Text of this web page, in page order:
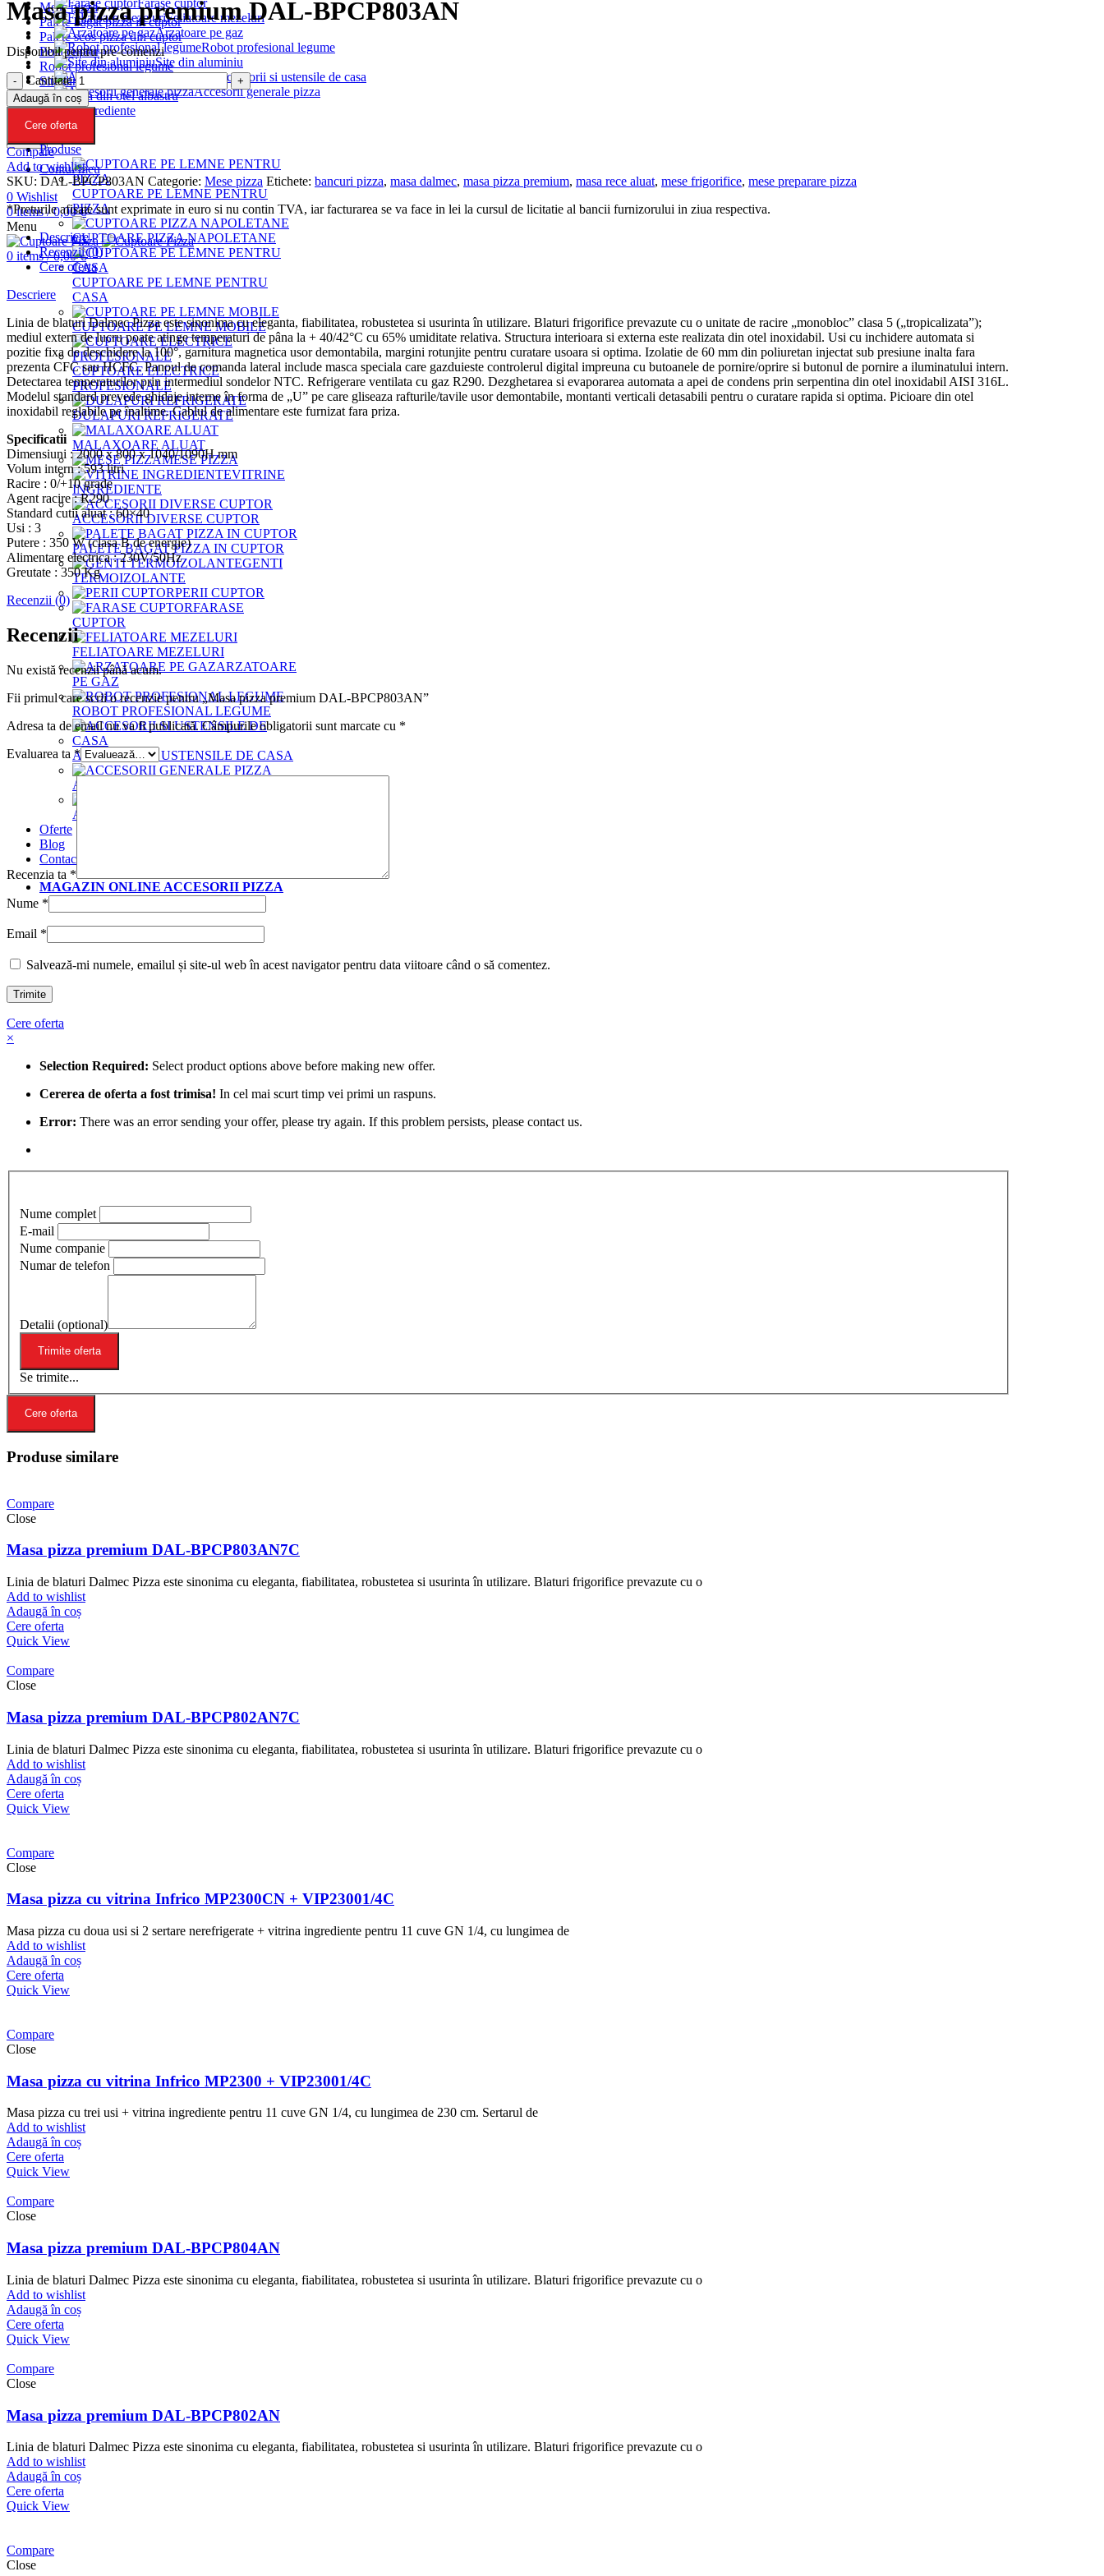
Mese pizza
Palete bagat pizza in cuptor
Palete scos pizza din cuptor
Perii cuptor
Robot profesional legume
Site din aluminiu
Tavi pizza din otel albastru
Vitrine ingrediente
Caute
Contul meu
0 Wishlist
0items / 0,00€
Menu
0 items / 0,00€
Farase cuptor
Feliatoare mezeluri
Arzatoare pe gaz
Robot profesional legume
Site din aluminiu
Accesorii si ustensile de casa
Accesorii generale pizza
Acasa
Produse
CUPTOARE PE LEMNE PENTRU
PIZZA
CUPTOARE PIZZA NAPOLETANE
CUPTOARE PE LEMNE PENTRU
CASA
CUPTOARE PE LEMNE MOBILE
CUPTOARE ELECTRICE
PROFESIONALE
DULAPURI REFRIGERATE
MALAXOARE ALUAT
MESE PIZZA
VITRINE
INGREDIENTE
ACCESORII DIVERSE CUPTOR
PALETE BAGAT PIZZA IN CUPTOR
GENTI
TERMOIZOLANTE
PERII CUPTOR
FARASE
CUPTOR
FELIATOARE MEZELURI
ARZATOARE
PE GAZ
ROBOT PROFESIONAL LEGUME
ACCESORII SI USTENSILE DE CASA
ACCESORII GENERALE PIZZA
ALUMINIU
Oferte
Blog
Contact
MAGAZIN ONLINE ACCESORII PIZZA
Masa pizza premium DAL-BPCP803AN
Disponibil pentru pre-comenzi
Cantitate
Adaugă în coș
Cere oferta
Compare
Add to wishlist
SKU: DAL-BPCP803AN Categorie: Mese pizza Etichete: bancuri pizza, masa dalmec, masa pizza premium, masa rece aluat, mese frigorifice, mese preparare pizza
*Preturile afisate sunt exprimate in euro si nu contin TVA, iar facturarea se va face in lei la cursul de licitatie al bancii furnizorului in ziua respectiva.
Descriere
Recenzii (0)
Cere oferta
Descriere
Linia de blaturi Dalmec Pizza este sinonima cu eleganta, fiabilitatea, robustetea si usurinta în utilizare. Blaturi frigorifice prevazute cu o unitate de racire „monobloc” clasa 5 („tropicalizata”);
mediul extern de lucru poate atinge temperaturi de pâna la + 40/42°C cu 65% umiditate relativa. Structura interioara si externa este realizata din otel inoxidabil. Usi cu inchidere automata si
pozitie fixa de deschidere la 100°, garnitura magnetica usor demontabila, margini rotunjite pentru curatare usoara si optima. Izolatie de 60 mm din poliuretan injectat sub presiune inalta fara
prezenta CFC sau HCFC. Panoul de comanda lateral include masca speciala care gazduieste controlerul digital impreuna cu butoanele de pornire/oprire si butonul de pornire a iluminatului intern.
Detectarea temperaturilor prin intermediul sondelor NTC. Refrigerare ventilata cu gaz R290. Dezghetarea si evaporarea automata a apei de condens prin serpentina din otel inoxidabil AISI 316L.
Modelul standard prevede ghidaje interne în forma de „U” pe care gliseaza rafturile/tavile usor demontabile, montanti verticali detasabili pentru o curatare rapida si optima. Picioare din otel
inoxidabil reglabile pe înaltime. Cablul de alimentare este furnizat fara priza.
Specificatii
Dimensiuni : 2000 x 800 x 1040/1090H mm
Volum intern : 593 litri
Racire : 0/+10 grade
Agent racire : R290
Standard cutii aluat : 60×40
Usi : 3
Putere : 350 W (clasa B de energie)
Alimentare electrica : 230V/50Hz
Greutate : 350 Kg
Recenzii (0)
Recenzii
Nu există recenzii până acum.
Fii primul care scrii o recenzie pentru „Masa pizza premium DAL-BPCP803AN”
Adresa ta de email nu va fi publicată. Câmpurile obligatorii sunt marcate cu *
Evaluarea ta *
Recenzia ta *
Nume *
Email *
Salvează-mi numele, emailul și site-ul web în acest navigator pentru data viitoare când o să comentez.
Cere oferta
×
Selection Required: Select product options above before making new offer.
Cererea de oferta a fost trimisa! In cel mai scurt timp vei primi un raspuns.
Error: There was an error sending your offer, please try again. If this problem persists, please contact us.
Nume complet
E-mail
Nume companie
Numar de telefon
Detalii (optional)
Se trimite...
Cere oferta
Produse similare
Compare
Close
Masa pizza premium DAL-BPCP803AN7C
Linia de blaturi Dalmec Pizza este sinonima cu eleganta, fiabilitatea, robustetea si usurinta în utilizare. Blaturi frigorifice prevazute cu o
Add to wishlist
Adaugă în coș
Cere oferta
Quick View
Compare
Close
Masa pizza premium DAL-BPCP802AN7C
Linia de blaturi Dalmec Pizza este sinonima cu eleganta, fiabilitatea, robustetea si usurinta în utilizare. Blaturi frigorifice prevazute cu o
Add to wishlist
Adaugă în coș
Cere oferta
Quick View
Compare
Close
Masa pizza cu vitrina Infrico MP2300CN + VIP23001/4C
Masa pizza cu doua usi si 2 sertare nerefrigerate + vitrina ingrediente pentru 11 cuve GN 1/4, cu lungimea de
Add to wishlist
Adaugă în coș
Cere oferta
Quick View
Compare
Close
Masa pizza cu vitrina Infrico MP2300 + VIP23001/4C
Masa pizza cu trei usi + vitrina ingrediente pentru 11 cuve GN 1/4, cu lungimea de 230 cm. Sertarul de
Add to wishlist
Adaugă în coș
Cere oferta
Quick View
Compare
Close
Masa pizza premium DAL-BPCP804AN
Linia de blaturi Dalmec Pizza este sinonima cu eleganta, fiabilitatea, robustetea si usurinta în utilizare. Blaturi frigorifice prevazute cu o
Add to wishlist
Adaugă în coș
Cere oferta
Quick View
Compare
Close
Masa pizza premium DAL-BPCP802AN
Linia de blaturi Dalmec Pizza este sinonima cu eleganta, fiabilitatea, robustetea si usurinta în utilizare. Blaturi frigorifice prevazute cu o
Add to wishlist
Adaugă în coș
Cere oferta
Quick View
Compare
Close